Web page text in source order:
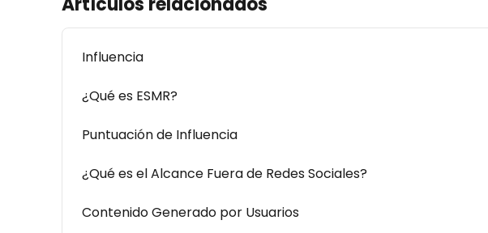
Influencia
¿Qué es ESMR?
Puntuación de Influencia
¿Qué es el Alcance Fuera de Redes Sociales?
Contenido Generado por Usuarios